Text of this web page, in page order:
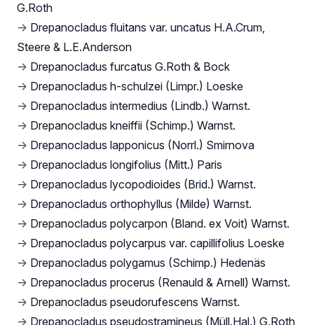
G.Roth
→ Drepanocladus fluitans var. uncatus H.A.Crum,
Steere & L.E.Anderson
→ Drepanocladus furcatus G.Roth & Bock
→ Drepanocladus h-schulzei (Limpr.) Loeske
→ Drepanocladus intermedius (Lindb.) Warnst.
→ Drepanocladus kneiffii (Schimp.) Warnst.
→ Drepanocladus lapponicus (Norrl.) Smirnova
→ Drepanocladus longifolius (Mitt.) Paris
→ Drepanocladus lycopodioides (Brid.) Warnst.
→ Drepanocladus orthophyllus (Milde) Warnst.
→ Drepanocladus polycarpon (Bland. ex Voit) Warnst.
→ Drepanocladus polycarpus var. capillifolius Loeske
→ Drepanocladus polygamus (Schimp.) Hedenäs
→ Drepanocladus procerus (Renauld & Arnell) Warnst.
→ Drepanocladus pseudorufescens Warnst.
→ Drepanocladus pseudostramineus (Müll.Hal.) G.Roth